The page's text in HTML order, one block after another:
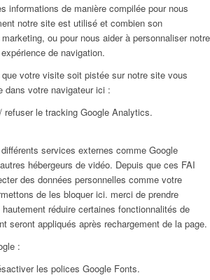
informations de manière compilée pour nous
notre site est utilisé et combien son
ou pour nous aider à personnaliser notre
de navigation.
votre visite soit pistée sur notre site vous
dans votre navigateur ici :
refuser le tracking Google Analytics.
services externes comme Google
hébergeurs de vidéo. Depuis que ces FAI
des données personnelles comme votre
de les bloquer ici. merci de prendre
réduire certaines fonctionnalités de
seront appliqués après rechargement de la page.
:
les polices Google Fonts.